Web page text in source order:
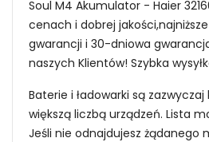
Soul M4 Akumulator - Haier
cenach i dobrej
gwarancji i 30-dniowa
naszych Klientów! Szybka
Baterie i ładowarki są
większą liczbą urządzeń. Lista
Jeśli nie odnajdujesz żądanego